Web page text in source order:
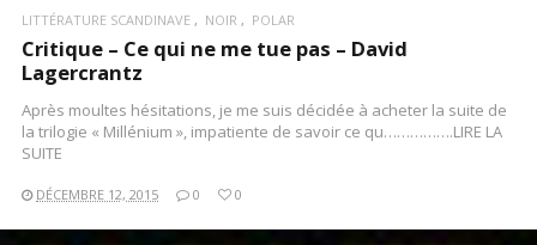
LITTÉRATURE SCANDINAVE NOIR POLAR
Critique – Ce qui ne me tue pas – David
Lagercrantz
Après moultes hésitations, je me suis décidée à acheter la suite de
la trilogie « Millénium », impatiente de savoir ce qu…………….LIRE LA
SUITE
DÉCEMBRE 12, 2015 0 0